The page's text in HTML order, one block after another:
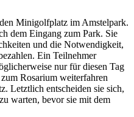
Minigolfplatz im Amstelpark.
dem Eingang zum Park. Sie
und die Notwendigkeit,
Ein Teilnehmer
nur für diesen Tag
Rosarium weiterfahren
Letztlich entscheiden sie sich,
warten, bevor sie mit dem